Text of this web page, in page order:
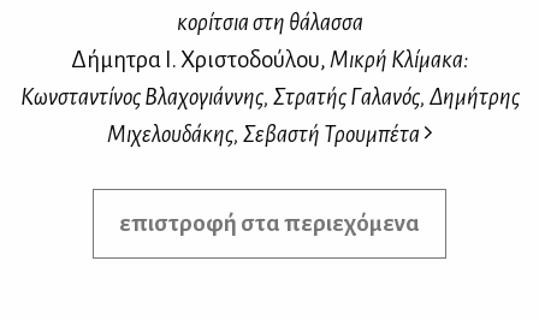
κορίτσια στη θάλασσα
Δήμητρα Ι. Χριστοδούλου,Μικρή Κλίμακα:
Κωνσταντίνος Βλαχογιάννης, Στρατής Γαλανός, Δημήτρης
Μιχελουδάκης, Σεβαστή Τρουμπέτα
επιστροφή στα περιεχόμενα